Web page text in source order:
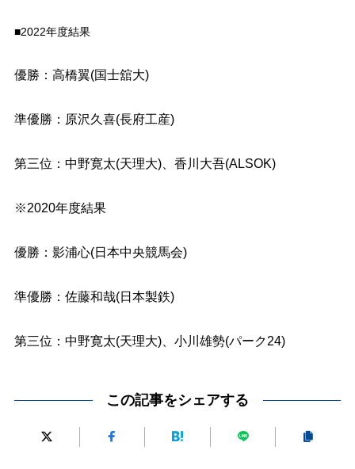
■2022年度結果
優勝：高橋翼(国士舘大)
準優勝：原沢久喜(長府工産)
第三位： 中野寛太(天理大)、 香川大吾(ALSOK)
※2020年度結果
優勝：影浦心(日本中央競馬会)
準優勝：佐藤和哉(日本製鉄)
第三位：中野寛太(天理大)、小川雄勢(パーク24)
この記事をシェアする